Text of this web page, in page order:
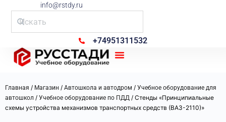
info@rstdy.ru
+74951311532
Главная / Магазин / Автошкола и автодром / Учебное оборудование для
автошкол / Учебное оборудование по ПДД / Стенды «Принципиальные
схемы устройства механизмов транспортных средств (ВАЗ-2110)»